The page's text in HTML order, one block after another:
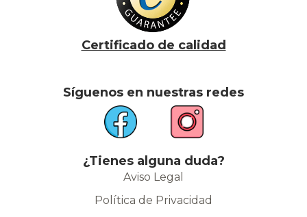
Certificado de calidad
Síguenos en nuestras redes
¿Tienes alguna duda?
Aviso Legal
Política de Privacidad